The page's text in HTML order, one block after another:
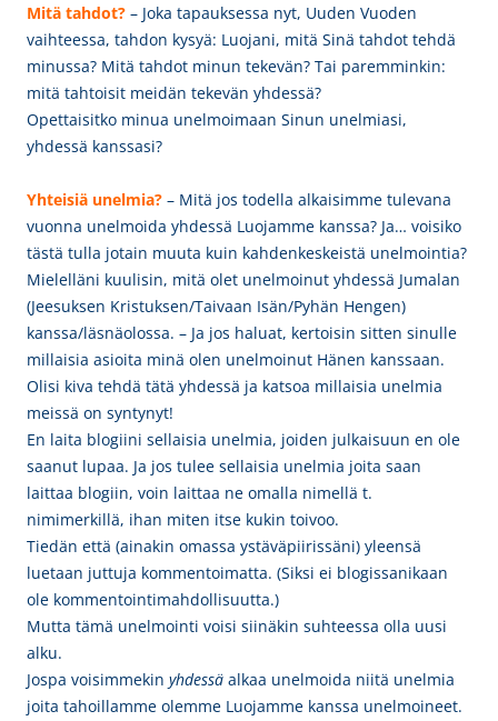
Mitä tahdot? – Joka tapauksessa nyt, Uuden Vuoden
vaihteessa, tahdon kysyä: Luojani, mitä Sinä tahdot tehdä
minussa? Mitä tahdot minun tekevän? Tai paremminkin:
mitä tahtoisit meidän tekevän yhdessä?
Opettaisitko minua unelmoimaan Sinun unelmiasi,
yhdessä kanssasi?
Yhteisiä unelmia? – Mitä jos todella alkaisimme tulevana
vuonna unelmoida yhdessä Luojamme kanssa? Ja… voisiko
tästä tulla jotain muuta kuin kahdenkeskeistä unelmointia?
Mielelläni kuulisin, mitä olet unelmoinut yhdessä Jumalan
(Jeesuksen Kristuksen/Taivaan Isän/Pyhän Hengen)
kanssa/läsnäolossa. – Ja jos haluat, kertoisin sitten sinulle
millaisia asioita minä olen unelmoinut Hänen kanssaan.
Olisi kiva tehdä tätä yhdessä ja katsoa millaisia unelmia
meissä on syntynyt!
En laita blogiini sellaisia unelmia, joiden julkaisuun en ole
saanut lupaa. Ja jos tulee sellaisia unelmia joita saan
laittaa blogiin, voin laittaa ne omalla nimellä t.
nimimerkillä, ihan miten itse kukin toivoo.
Tiedän että (ainakin omassa ystäväpiirissäni) yleensä
luetaan juttuja kommentoimatta. (Siksi ei blogissanikaan
ole kommentointimahdollisuutta.)
Mutta tämä unelmointi voisi siinäkin suhteessa olla uusi
alku.
Jospa voisimmekin yhdessä alkaa unelmoida niitä unelmia
joita tahoillamme olemme Luojamme kanssa unelmoineet.